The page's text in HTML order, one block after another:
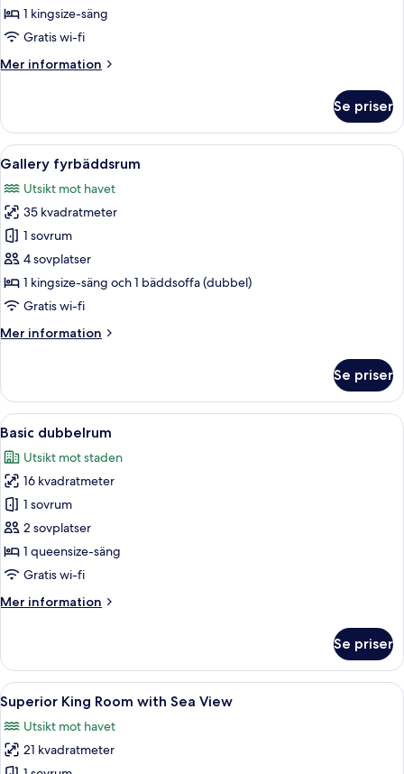
1 kingsize-säng
Gratis wi-fi
Mer information
Mer
dubbelrum
Se priser
Öppna
alla
foton
för
Gallery
fyrbäddsrum
En terrass med ett bubbelbad,
12
Gallery fyrbäddsrum
Utsikt mot havet
35 kvadratmeter
1 sovrum
4 sovplatser
1 kingsize-säng och 1 bäddsoffa (dubbel)
Gratis wi-fi
Mer information
Mer
fyrbäddsrum
Se priser
Öppna
alla
foton
för
Basic
dubbelrum
Ett hotellrum med en säng, ett
6
Basic dubbelrum
Utsikt mot staden
16 kvadratmeter
1 sovrum
2 sovplatser
1 queensize-säng
Gratis wi-fi
Mer information
Mer
dubbelrum
Se priser
Öppna
alla
foton
för
Ett hotellrum med en säng, ett
7
Superior King Room with Sea View
Utsikt mot havet
21 kvadratmeter